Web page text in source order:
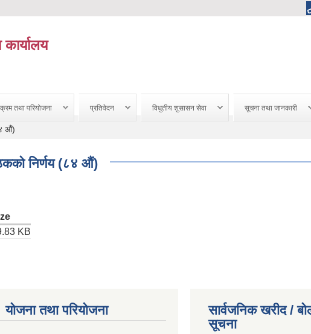
तथा परियोजना प्रतिवेदन विधुतीय शुसासन सेवा सूचना तथा जानकारी
औं)
निर्णय (८४ औं)
KB
योजना तथा परियोजना
सार्वजनिक खरीद /
सूचना